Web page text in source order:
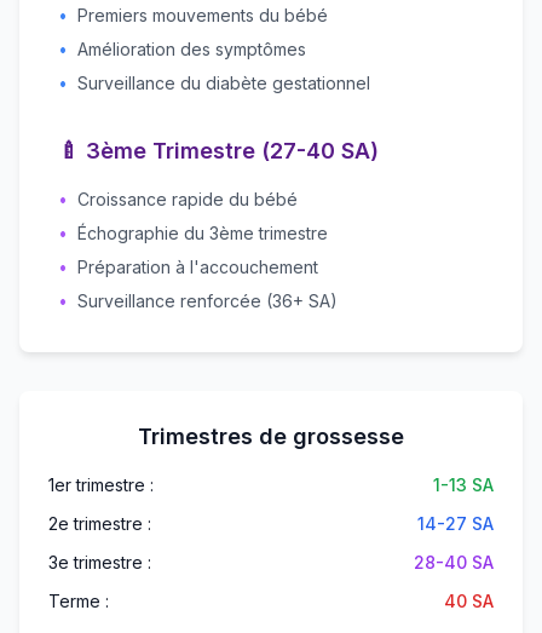
• Premiers mouvements du bébé
• Amélioration des symptômes
• Surveillance du diabète gestationnel
🍼 3ème Trimestre (27-40 SA)
• Croissance rapide du bébé
• Échographie du 3ème trimestre
• Préparation à l'accouchement
• Surveillance renforcée (36+ SA)
Trimestres de grossesse
1er trimestre :
1-13 SA
2e trimestre :
14-27 SA
3e trimestre :
28-40 SA
Terme :
40 SA